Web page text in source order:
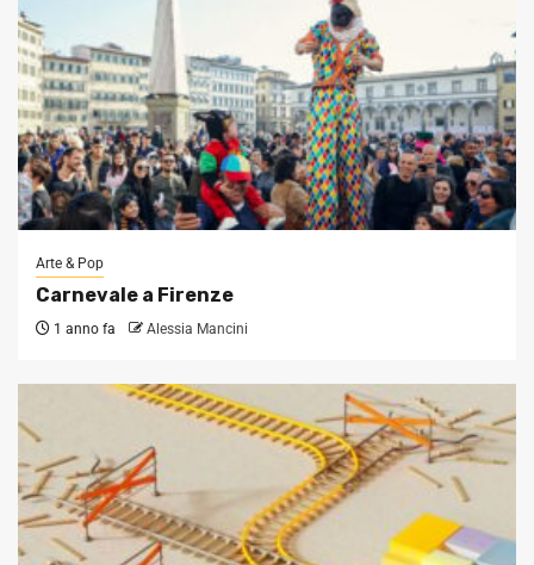
Arte & Pop
Carnevale a Firenze
1 anno fa Alessia Mancini